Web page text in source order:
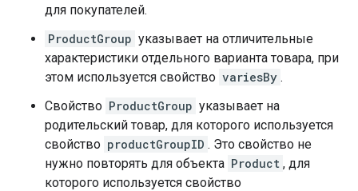
для покупателей.
ProductGroup указывает на отличительные
характеристики отдельного варианта товара, при
этом используется свойство variesBy .
Свойство ProductGroup указывает на
родительский товар, для которого используется
свойство productGroupID . Это свойство не
нужно повторять для объекта Product , для
которого используется свойство